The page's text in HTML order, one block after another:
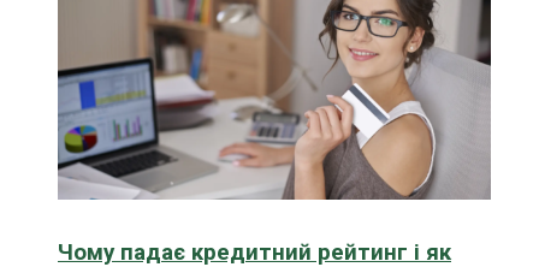
Чому падає кредитний рейтинг і як